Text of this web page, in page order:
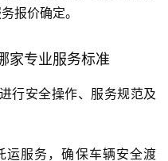
报价确定。
家专业服务标准
行安全操作、服务规范及
运服务，确保车辆安全渡